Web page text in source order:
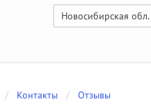
Новосибирская обл.
/ Контакты /
Отзывы